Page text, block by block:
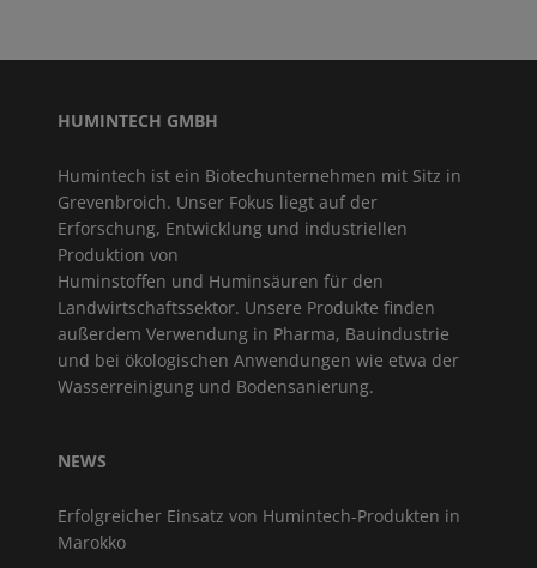
HUMINTECH GMBH
Humintech ist ein Biotechunternehmen mit Sitz in
Grevenbroich. Unser Fokus liegt auf der
Erforschung, Entwicklung und industriellen
Produktion von
Huminstoffen und Huminsäuren für den
Landwirtschaftssektor. Unsere Produkte finden
außerdem Verwendung in Pharma, Bauindustrie
und bei ökologischen Anwendungen wie etwa der
Wasserreinigung und Bodensanierung.
NEWS
Erfolgreicher Einsatz von Humintech-Produkten in
Marokko